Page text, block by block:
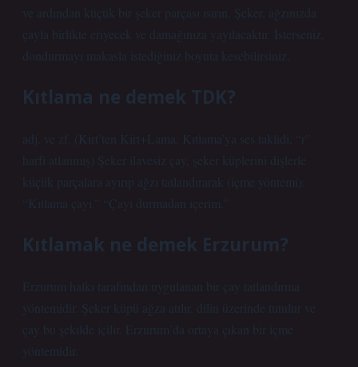
ve ardından küçük bir şeker parçası ısırın. Şeker, ağzınızda
çayla birlikte eriyecek ve damağınıza yayılacaktır. İsterseniz,
dondurmayı makasla istediğiniz boyuta kesebilirsiniz.
Kıtlama ne demek TDK?
adj. ve zf. (Kirt’ten Kirt+Lama, Kıtlama’ya ses taklidi, “r”
harfi atlanmış) Şeker ilavesiz çay, şeker küplerini dişlerle
küçük parçalara ayırıp ağzı tatlandırarak (içme yöntemi):
“Kıtlama çayı.” “Çayı durmadan içerim.”
Kıtlamak ne demek Erzurum?
Erzurum halkı tarafından uygulanan bir çay tatlandırma
yöntemidir. Şeker küpü ağza atılır, dilin üzerinde tutulur ve
çay bu şekilde içilir. Erzurum’da ortaya çıkan bir içme
yöntemidir.